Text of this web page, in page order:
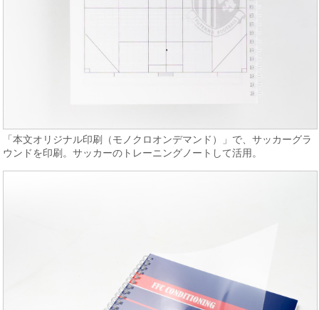
「本文オリジナル印刷（モノクロオンデマンド）」で、サッカーグラ
ウンドを印刷。サッカーのトレーニングノートして活用。